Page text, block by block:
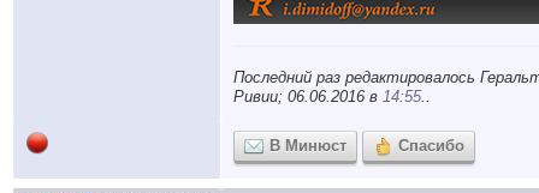
Последний раз редактировалось
Ривии; 06.06.2016 в 14:55..
В Минюст Спасибо